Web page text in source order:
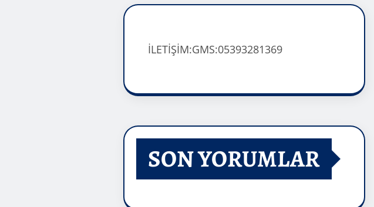
İLETİŞİM:GMS:05393281369
SON YORUMLAR